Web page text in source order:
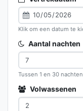
Klik om een datum te
Aantal nachten
Tussen 1 en 30 nachten
Volwassenen